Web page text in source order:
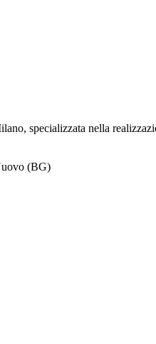
specializzata nella
(BG)